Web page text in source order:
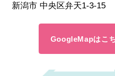
新潟市 中央区弁天1-3-15
GoogleMapはこ